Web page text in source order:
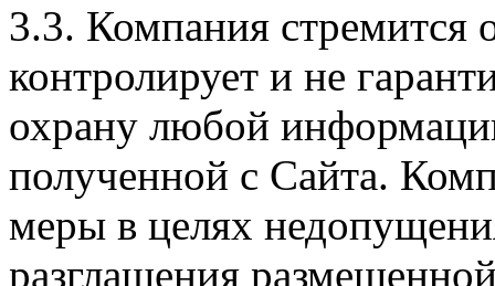
3.3. Компания стремится
контролирует и не
охрану любой
полученной с Сайта.
меры в целях
разглашения